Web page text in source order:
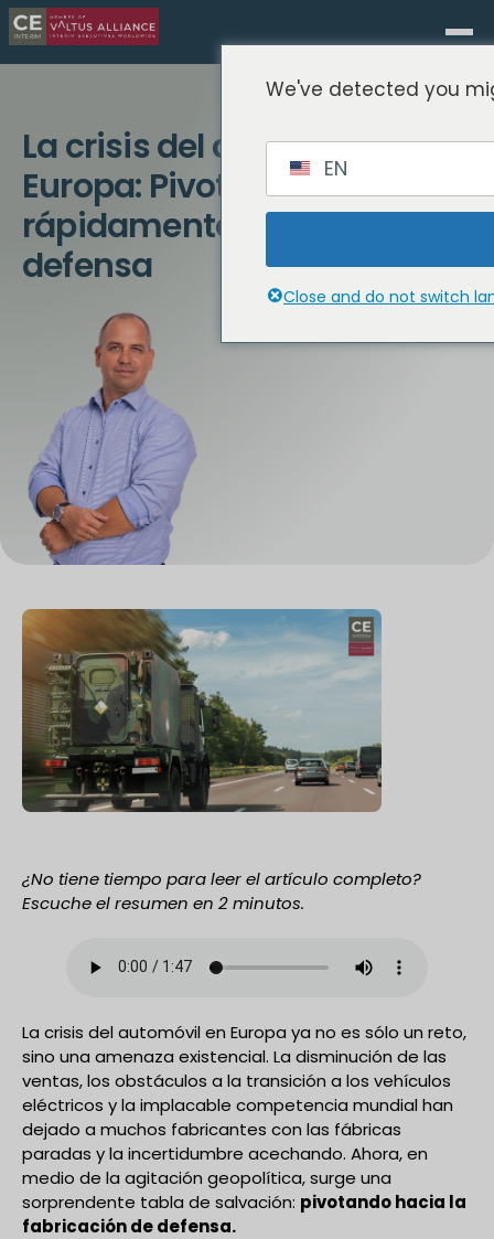
La crisis del automóvil en
Europa: Pivotar
rápidamente hacia la
defensa
¿No tiene tiempo para leer el artículo completo?
Escuche el resumen en 2 minutos.
La crisis del automóvil en Europa ya no es sólo un reto,
sino una amenaza existencial. La disminución de las
ventas, los obstáculos a la transición a los vehículos
eléctricos y la implacable competencia mundial han
dejado a muchos fabricantes con las fábricas
paradas y la incertidumbre acechando. Ahora, en
medio de la agitación geopolítica, surge una
sorprendente tabla de salvación: pivotando hacia la
fabricación de defensa.
We've detected you
EN
Close and do not switch